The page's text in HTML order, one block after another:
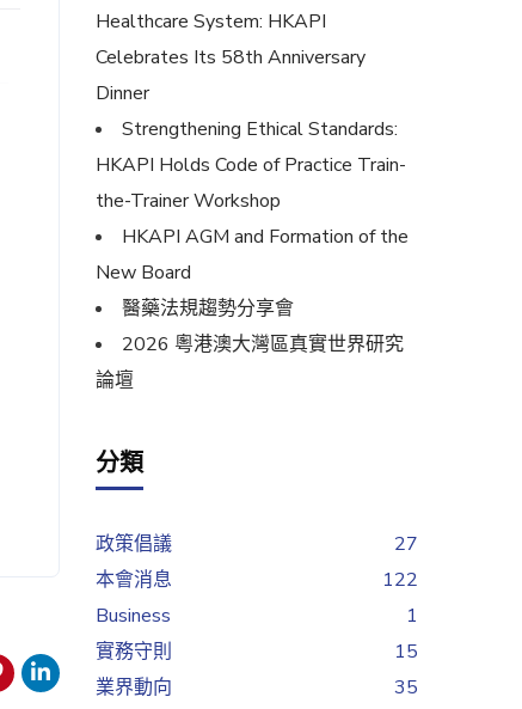
Healthcare System: HKAPI
Celebrates Its 58th Anniversary
Dinner
Strengthening Ethical Standards:
HKAPI Holds Code of Practice Train-
the-Trainer Workshop
HKAPI AGM and Formation of the
New Board
醫藥法規趨勢分享會
2026 粵港澳大灣區真實世界研究
論壇
分類
政策倡議
27
本會消息
122
Business
1
實務守則
15
業界動向
35